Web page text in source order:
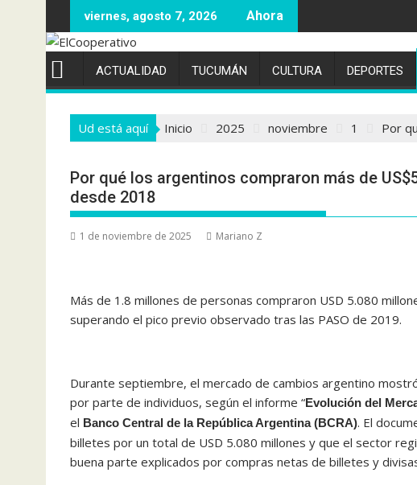
al
contenido
viernes, agosto 7, 2026
ACTUALIDAD TUCUMÁN CULTURA DEPORTES
Ud está aquí Inicio 2025 noviembre 1 Por
Por qué los argentinos compraron más de
desde 2018
1 de noviembre de 2025 Mariano Z
Más de 1.8 millones de personas compraron USD 5.080
superando el pico previo observado tras las PASO de 2019.
Durante septiembre, el mercado de cambios argentino
por parte de individuos, según el informe “Evolución del
el Banco Central de la República Argentina (BCRA). El
billetes por un total de USD 5.080 millones y que el sector
buena parte explicados por compras netas de billetes y